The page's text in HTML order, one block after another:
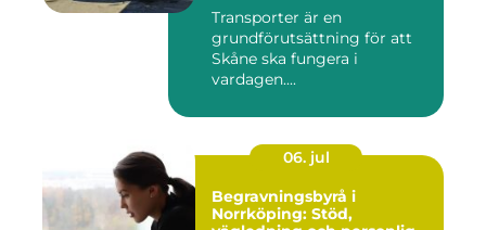
Transporter är en
grundförutsättning för att
Skåne ska fungera i
vardagen....
06. jul
Begravningsbyrå i
Norrköping: Stöd,